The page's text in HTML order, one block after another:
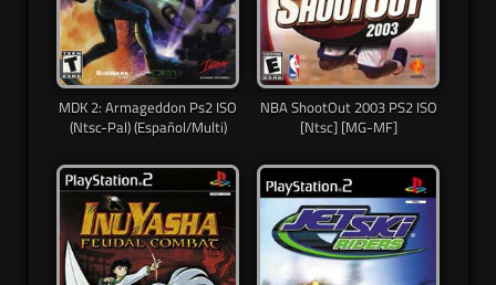
MDK 2: Armageddon Ps2 ISO
(Ntsc-Pal) (Español/Multi)
NBA ShootOut 2003 PS2 ISO
[Ntsc] [MG-MF]